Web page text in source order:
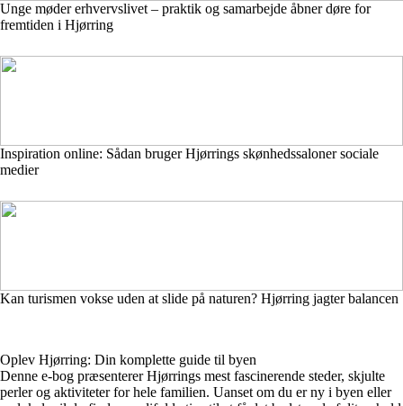
Unge møder erhvervslivet – praktik og samarbejde åbner døre for
fremtiden i Hjørring
Inspiration online: Sådan bruger Hjørrings skønhedssaloner sociale
medier
Kan turismen vokse uden at slide på naturen? Hjørring jagter balancen
Oplev Hjørring: Din komplette guide til byen
Denne e-bog præsenterer Hjørrings mest fascinerende steder, skjulte
perler og aktiviteter for hele familien. Uanset om du er ny i byen eller